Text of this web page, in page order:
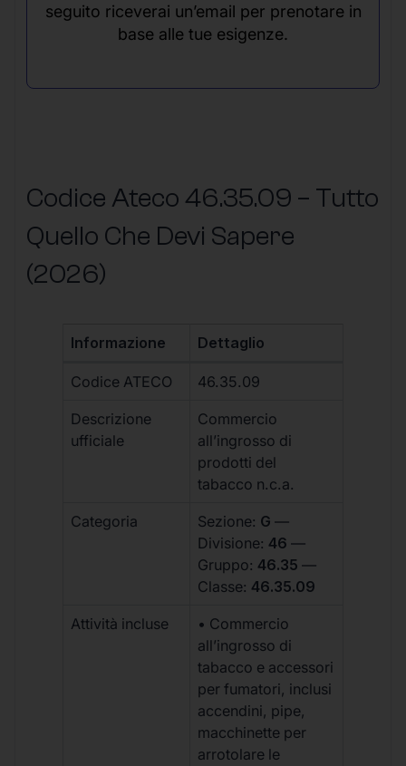
seguito riceverai un’email per prenotare in
base alle tue esigenze.
Codice Ateco 46.35.09 – Tutto
Quello Che Devi Sapere
(2026)
Informazione Dettaglio
Codice ATECO 46.35.09
Descrizione
ufficiale
Commercio
all’ingrosso di
prodotti del
tabacco n.c.a.
Categoria Sezione: G —
Divisione: 46 —
Gruppo: 46.35 —
Classe: 46.35.09
Attività incluse
• Commercio
all’ingrosso di
tabacco e accessori
per fumatori, inclusi
accendini, pipe,
macchinette per
arrotolare le